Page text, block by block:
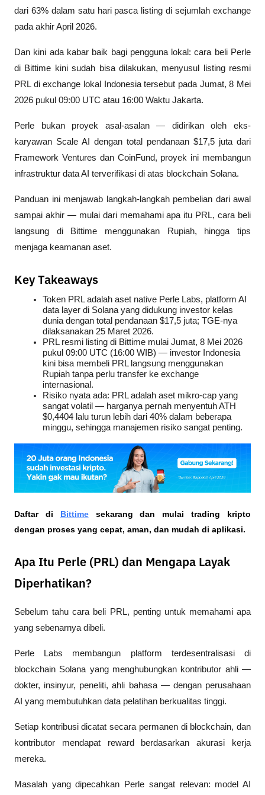
dari 63% dalam satu hari pasca listing di sejumlah exchange
pada akhir April 2026.
Dan kini ada kabar baik bagi pengguna lokal: cara beli Perle
di Bittime kini sudah bisa dilakukan, menyusul listing resmi
PRL di exchange lokal Indonesia tersebut pada Jumat, 8 Mei
2026 pukul 09:00 UTC atau 16:00 Waktu Jakarta.
Perle bukan proyek asal-asalan — didirikan oleh eks-
karyawan Scale AI dengan total pendanaan $17,5 juta dari
Framework Ventures dan CoinFund, proyek ini membangun
infrastruktur data AI terverifikasi di atas blockchain Solana.
Panduan ini menjawab langkah-langkah pembelian dari awal
sampai akhir — mulai dari memahami apa itu PRL, cara beli
langsung di Bittime menggunakan Rupiah, hingga tips
menjaga keamanan aset.
Key Takeaways
Token PRL adalah aset native Perle Labs, platform AI
data layer di Solana yang didukung investor kelas
dunia dengan total pendanaan $17,5 juta; TGE-nya
dilaksanakan 25 Maret 2026.
PRL resmi listing di Bittime mulai Jumat, 8 Mei 2026
pukul 09:00 UTC (16:00 WIB) — investor Indonesia
kini bisa membeli PRL langsung menggunakan
Rupiah tanpa perlu transfer ke exchange
internasional.
Risiko nyata ada: PRL adalah aset mikro-cap yang
sangat volatil — harganya pernah menyentuh ATH
$0,4404 lalu turun lebih dari 40% dalam beberapa
minggu, sehingga manajemen risiko sangat penting.
Daftar di Bittime sekarang dan mulai trading kripto
dengan proses yang cepat, aman, dan mudah di aplikasi.
Apa Itu Perle (PRL) dan Mengapa Layak
Diperhatikan?
Sebelum tahu cara beli PRL, penting untuk memahami apa
yang sebenarnya dibeli.
Perle Labs membangun platform terdesentralisasi di
blockchain Solana yang menghubungkan kontributor ahli —
dokter, insinyur, peneliti, ahli bahasa — dengan perusahaan
AI yang membutuhkan data pelatihan berkualitas tinggi.
Setiap kontribusi dicatat secara permanen di blockchain, dan
kontributor mendapat reward berdasarkan akurasi kerja
mereka.
Masalah yang dipecahkan Perle sangat relevan: model AI